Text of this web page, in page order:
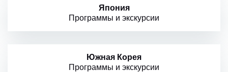
Япония
Программы и экскурсии
Южная Корея
Программы и экскурсии